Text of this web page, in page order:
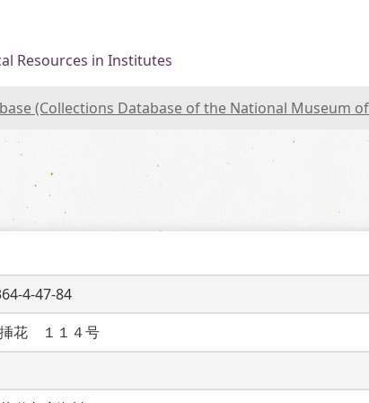
Resources in Institutes
(Collections Database of the National Museum
4-47-84
花　１１４号